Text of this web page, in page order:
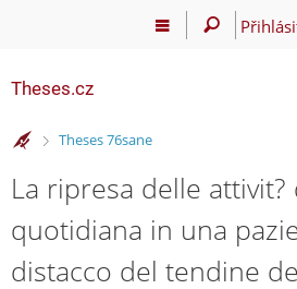
Theses.cz
>
Theses 76sane
La ripresa delle attivit?
quotidiana in una
distacco del tendine